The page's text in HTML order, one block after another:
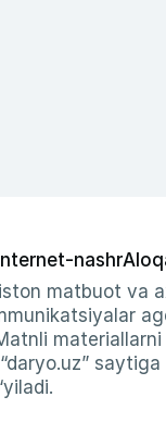
Internet-nashr
matbuot va